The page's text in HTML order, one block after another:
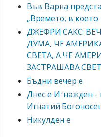
Във Варна
„Времето, в
ДЖЕФРИ САКС:
ДУМА, ЧЕ
СВЕТА, А ЧЕ
ЗАСТРАШАВА
Бъдни вечер е
Днес е Игнажден -
Игнатий
Никулден е